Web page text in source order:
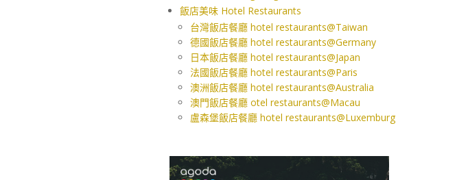
飯店美味 Hotel Restaurants
台灣飯店餐廳 hotel restaurants@Taiwan
德國飯店餐廳 hotel restaurants@Germany
日本飯店餐廳 hotel restaurants@Japan
法國飯店餐廳 hotel restaurants@Paris
澳洲飯店餐廳 hotel restaurants@Australia
澳門飯店餐廳 otel restaurants@Macau
盧森堡飯店餐廳 hotel restaurants@Luxemburg